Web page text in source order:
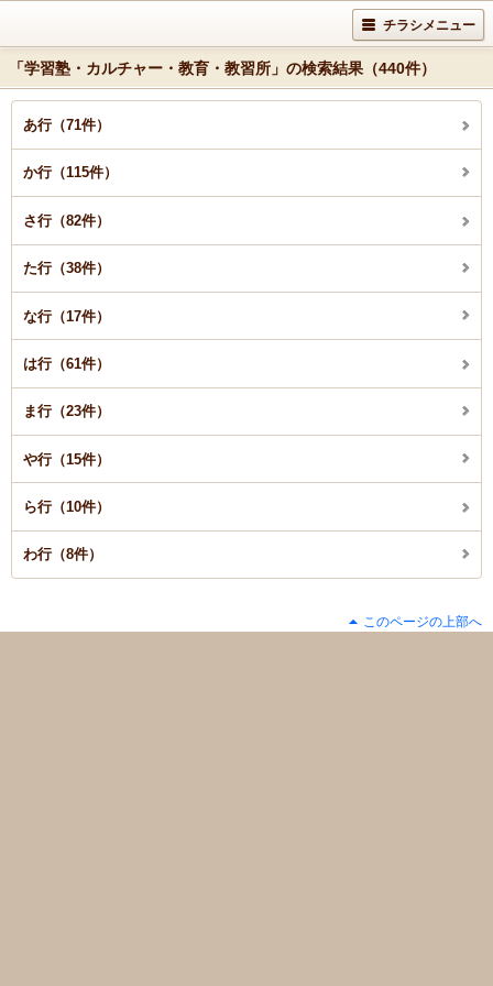
チラシメニュー
「学習塾・カルチャー・教育・教習所」の検索結果（440件）
あ行（71件）
か行（115件）
さ行（82件）
た行（38件）
な行（17件）
は行（61件）
ま行（23件）
や行（15件）
ら行（10件）
わ行（8件）
このページの上部へ